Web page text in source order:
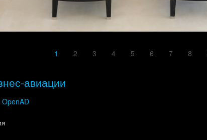
1 2 3 4 5 6 7 8
авиации
OpenAD